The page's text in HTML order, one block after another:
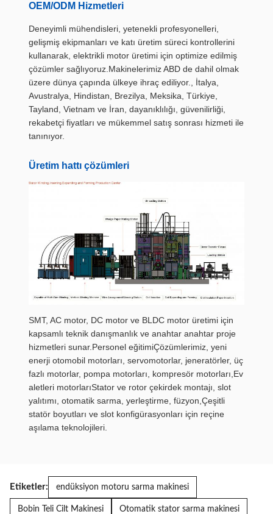
OEM/ODM Hizmetleri
Deneyimli mühendisleri, yetenekli profesyonelleri,
gelişmiş ekipmanları ve katı üretim süreci kontrollerini
kullanarak, elektrikli motor üretimi için optimize edilmiş
çözümler sağlıyoruz.Makinelerimiz ABD de dahil olmak
üzere dünya çapında ülkeye ihraç ediliyor., İtalya,
Avustralya, Hindistan, Brezilya, Meksika, Türkiye,
Tayland, Vietnam ve İran, dayanıklılığı, güvenilirliği,
rekabetçi fiyatları ve mükemmel satış sonrası hizmeti ile
tanınıyor.
Üretim hattı çözümleri
SMT, AC motor, DC motor ve BLDC motor üretimi için
kapsamlı teknik danışmanlık ve anahtar anahtar proje
hizmetleri sunar.Personel eğitimiÇözümlerimiz, yeni
enerji otomobil motorları, servomotorlar, jeneratörler, üç
fazlı motorlar, pompa motorları, kompresör motorları,Ev
aletleri motorlarıStator ve rotor çekirdek montajı, slot
yalıtımı, otomatik sarma, yerleştirme, füzyon,Çeşitli
statör boyutları ve slot konfigürasyonları için reçine
aşılama teknolojileri.
Etiketler: endüksiyon motoru sarma makinesi
Bobin Teli Cilt Makinesi Otomatik stator sarma makinesi